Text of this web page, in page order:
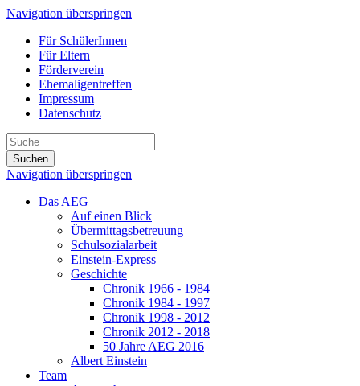
Navigation überspringen
Für SchülerInnen
Für Eltern
Förderverein
Ehemaligentreffen
Impressum
Datenschutz
Suchen
Navigation überspringen
Das AEG
Auf einen Blick
Übermittagsbetreuung
Schulsozialarbeit
Einstein-Express
Geschichte
Chronik 1966 - 1984
Chronik 1984 - 1997
Chronik 1998 - 2012
Chronik 2012 - 2018
50 Jahre AEG 2016
Albert Einstein
Team